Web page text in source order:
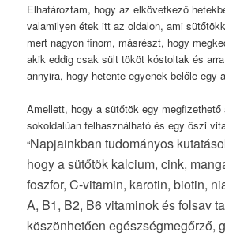
Elhatároztam, hogy az elkövetkező
valamilyen étek itt az oldalon, ami
mert nagyon finom, másrészt, hogy
akik eddig csak sült tököt kóstoltak és
annyira, hogy hetente egyenek belőle egy
Amellett, hogy a sütőtök egy megfizethető
sokoldalúan felhasználható és egy őszi
“Napjainkban tudományos
hogy a sütőtök kalcium, cink,
foszfor, C-vitamin, karotin, biotin,
A, B1, B2, B6 vitaminok és folsav
köszönhetően egészségmegőrző,